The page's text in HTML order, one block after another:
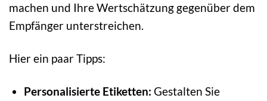
machen und Ihre Wertschätzung gegenüber dem
Empfänger unterstreichen.
Hier ein paar Tipps:
Personalisierte Etiketten: Gestalten Sie